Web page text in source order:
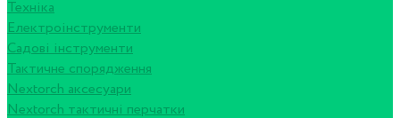
Техніка
Електроінструменти
Садові інструменти
Тактичне спорядження
Nextorch аксесуари
Nextorch тактичні перчатки